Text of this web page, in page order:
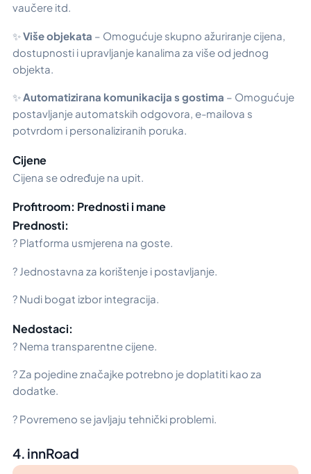
vaučere itd.
✨Više objekata – Omogućuje skupno ažuriranje cijena,
dostupnosti i upravljanje kanalima za više od jednog
objekta.
✨Automatizirana komunikacija s gostima – Omogućuje
postavljanje automatskih odgovora, e-mailova s
potvrdom i personaliziranih poruka.
Cijene
Cijena se određuje na upit.
Profitroom: Prednosti i mane
Prednosti:
? Platforma usmjerena na goste.
? Jednostavna za korištenje i postavljanje.
? Nudi bogat izbor integracija.
Nedostaci:
? Nema transparentne cijene.
? Za pojedine značajke potrebno je doplatiti kao za
dodatke.
? Povremeno se javljaju tehnički problemi.
4. innRoad